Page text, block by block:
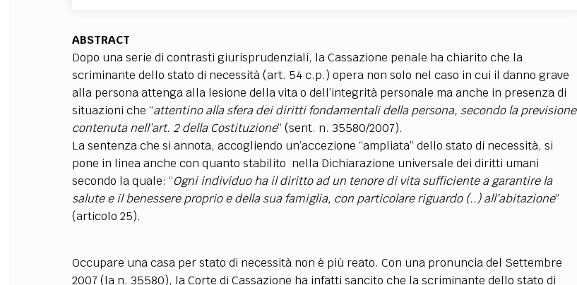
ABSTRACT
Dopo una serie di contrasti giurisprudenziali, la Cassazione penale ha chiarito che la
scriminante dello stato di necessità (art. 54 c.p.) opera non solo nel caso in cui il danno grave
alla persona attenga alla lesione della vita o dell’integrità personale ma anche in presenza di
situazioni che “attentino alla sfera dei diritti fondamentali della persona, secondo la previsione
contenuta nell’art. 2 della Costituzione” (sent. n. 35580/2007).
La sentenza che si annota, accogliendo un’accezione “ampliata” dello stato di necessità, si
pone in linea anche con quanto stabilito nella Dichiarazione universale dei diritti umani
secondo la quale: “Ogni individuo ha il diritto ad un tenore di vita sufficiente a garantire la
salute e il benessere proprio e della sua famiglia, con particolare riguardo (..) all’abitazione”
(articolo 25).
Occupare una casa per stato di necessità non è più reato. Con una pronuncia del Settembre
2007 (la n. 35580), la Corte di Cassazione ha infatti sancito che la scriminante dello stato di